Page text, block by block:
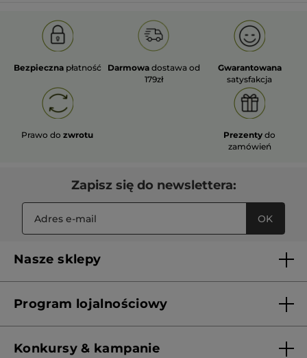
Bezpieczna płatność Darmowa dostawa od
179zł
Gwarantowana
satysfakcja
Prawo dozwrotu Prezenty do
zamówień
Zapisz się do newslettera:
OK
Nasze sklepy
Franczyza
Program lojalnościowy
Konkursy & kampanie